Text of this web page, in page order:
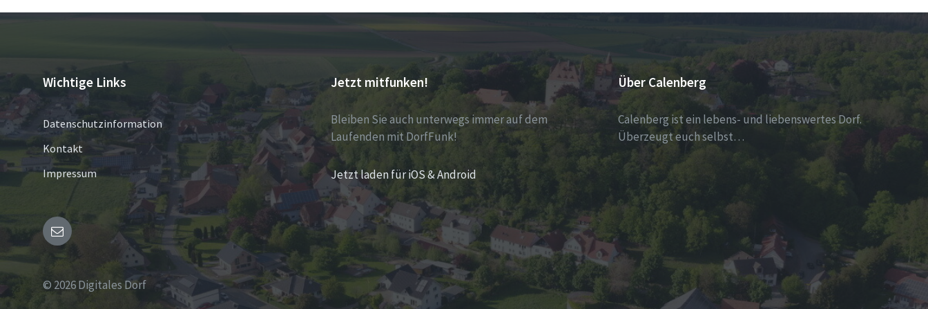
Wichtige Links
Datenschutzinformation
Kontakt
Impressum
Jetzt mitfunken!
Bleiben Sie auch unterwegs immer auf dem
Laufenden mit DorfFunk!
Jetzt laden für iOS & Android
Über Calenberg
Calenberg ist ein lebens- und liebenswertes Dorf.
Überzeugt euch selbst…
Email
© 2026 Digitales Dorf